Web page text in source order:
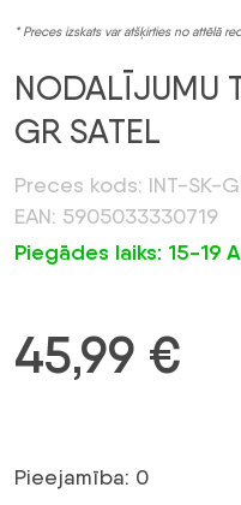
* Preces izskats var atšķirties no attēlā
NODALĪJUMU
GR SATEL
Preces kods: INT-SK-
EAN: 5905033330719
Piegādes laiks: 15-19
45,99 €
Pieejamība: 0